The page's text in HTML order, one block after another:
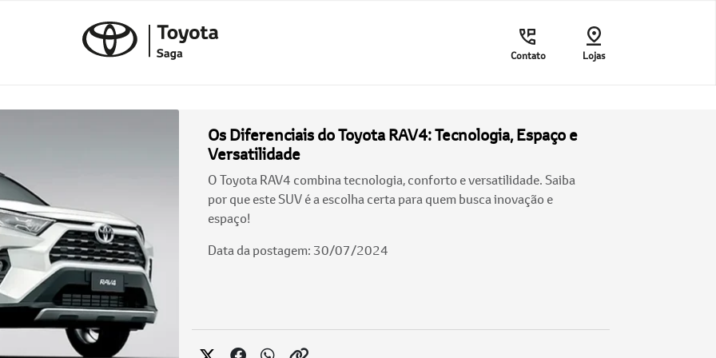
Contato Lojas
Os Diferenciais do Toyota RAV4: Tecnologia, Espaço e
Versatilidade
O Toyota RAV4 combina tecnologia, conforto e versatilidade. Saiba
por que este SUV é a escolha certa para quem busca inovação e
espaço!
Data da postagem: 30/07/2024